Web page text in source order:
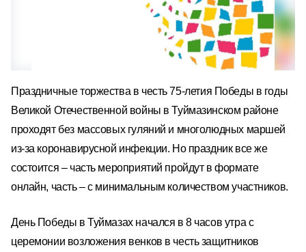
П раздничныеторжества в честь 75-летия Победы в годы
Великой Отечественной войны в Туймазинском районе
проходят без массовых гуляний и многолюдных маршей
из-за коронавирусной инфекции. Но праздник все же
состоится – часть мероприятий пройдут в формате
онлайн, часть – с минимальным количеством участников.
День Победы в Туймазах начался в 8 часов утра с
церемонии возложения венков в честь защитников